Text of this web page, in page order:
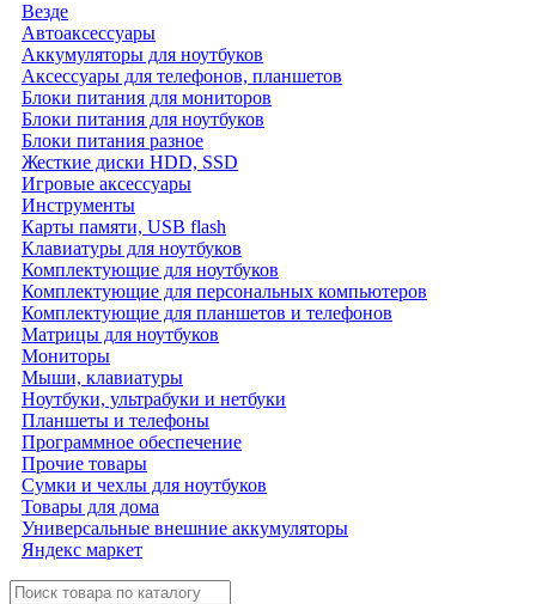
Везде
Автоаксессуары
Аккумуляторы для ноутбуков
Аксессуары для телефонов, планшетов
Блоки питания для мониторов
Блоки питания для ноутбуков
Блоки питания разное
Жесткие диски HDD, SSD
Игровые аксессуары
Инструменты
Карты памяти, USB flash
Клавиатуры для ноутбуков
Комплектующие для ноутбуков
Комплектующие для персональных компьютеров
Комплектующие для планшетов и телефонов
Матрицы для ноутбуков
Мониторы
Мыши, клавиатуры
Ноутбуки, ультрабуки и нетбуки
Планшеты и телефоны
Программное обеспечение
Прочие товары
Сумки и чехлы для ноутбуков
Товары для дома
Универсальные внешние аккумуляторы
Яндекс маркет